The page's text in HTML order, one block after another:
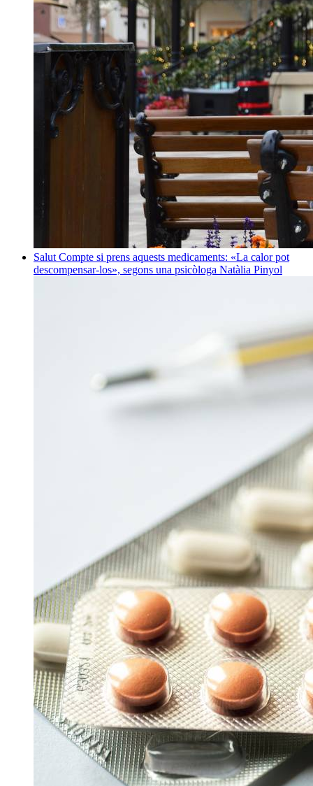
Salut Compte si prens aquests medicaments: «La calor pot
descompensar-los», segons una psicòloga Natàlia Pinyol